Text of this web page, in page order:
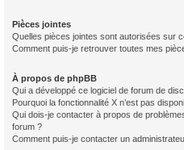
Pièces jointes
Quelles pièces jointes sont autorisées sur
Comment puis-je retrouver toutes mes
À propos de phpBB
Qui a développé ce logiciel de forum de
Pourquoi la fonctionnalité X n’est pas
Qui dois-je contacter à propos de
forum ?
Comment puis-je contacter un